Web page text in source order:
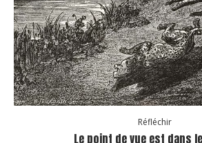
Réfléchir
Le point de vue est dans